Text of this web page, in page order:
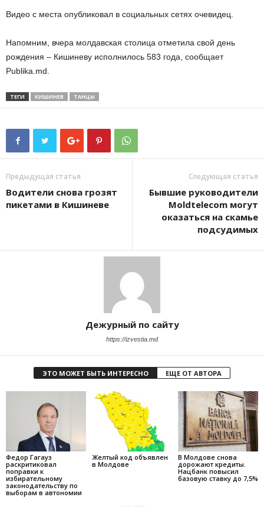
Видео с места опубликовал в социальных сетях очевидец.
Напомним, вчера молдавская столица отметила свой день
рождения – Кишиневу исполнилось 583 года, сообщает
Publika.md.
ТЕГИ КИШИНЕВ ТАНЦЫ
Предыдущая статья
Водители снова грозят
пикетами в Кишиневе
Следующая статья
Бывшие руководители
Moldtelecom могут
оказаться на скамье
подсудимых
Дежурный по сайту
https://izvestia.md
ЭТО МОЖЕТ БЫТЬ ИНТЕРЕСНО ЕЩЕ ОТ АВТОРА
Федор Гагауз
раскритиковал
поправки к
избирательному
законодательству по
выборам в автономии
Желтый код объявлен
в Молдове
В Молдове снова
дорожают кредиты.
Нацбанк повысил
базовую ставку до 7,5%